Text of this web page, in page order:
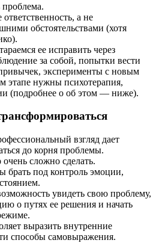
ответственность, а не
обстоятельствами (хотя
ее исправить через
за собой, попытки вести
эксперименты с новым
этапе нужны психотерапия,
(подробнее о об этом — ниже).
взгляд дает
до корня проблемы.
сложно сделать.
под контроль эмоции,
увидеть свою проблему,
о путях ее решения и начать
выразить внутренние
способы самовыражения.